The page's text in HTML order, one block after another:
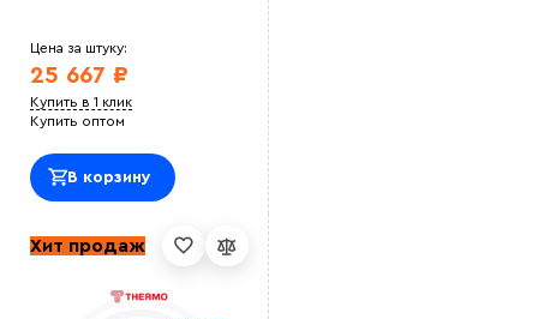
Цена за штуку:
25 667 ₽
Купить в 1 клик
Купить оптом
В корзину
Хит продаж